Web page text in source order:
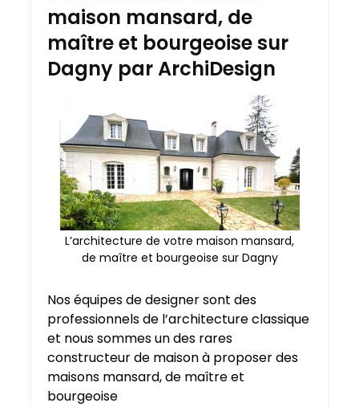
maison mansard, de
maître et bourgeoise sur
Dagny par ArchiDesign
L’architecture de votre maison mansard,
de maître et bourgeoise sur Dagny
Nos équipes de designer sont des
professionnels de l’architecture classique
et nous sommes un des rares
constructeur de maison à proposer des
maisons mansard, de maître et
bourgeoise